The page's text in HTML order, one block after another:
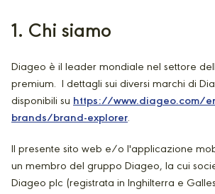
1. Chi siamo
Diageo è il leader mondiale nel settore
premium. I dettagli sui diversi marchi di
disponibili su https://www.diageo.com/
brands/brand-explorer.
Il presente sito web e/o l'applicazione
un membro del gruppo Diageo, la cui
Diageo plc (registrata in Inghilterra e